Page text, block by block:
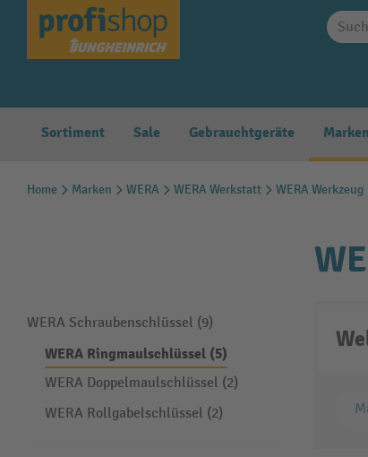
Zur Hauptnavigation springen
Sortiment Sale Gebrauchtgeräte Marken
Home Marken WERA WERA Werkstatt WERA Werkzeug
WERA Schraubenschlüssel (9)
WERA Ringmaulschlüssel (5)
WERA Doppelmaulschlüssel (2)
WERA Rollgabelschlüssel (2)